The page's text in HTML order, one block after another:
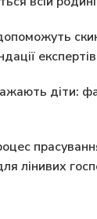
експертів
діти:
лінивих